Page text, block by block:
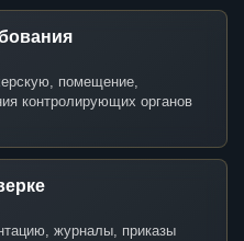
помещение,
контролирующих органов
журналы, приказы